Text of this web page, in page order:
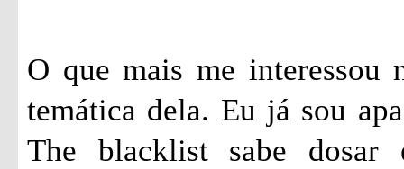
O que mais me interessou
temática dela. Eu já sou
The blacklist sabe dosar